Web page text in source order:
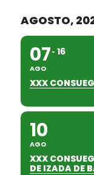
AGOSTO,
07
AGO
16
XXX
10
AGO
XXX
DE IZADA DE